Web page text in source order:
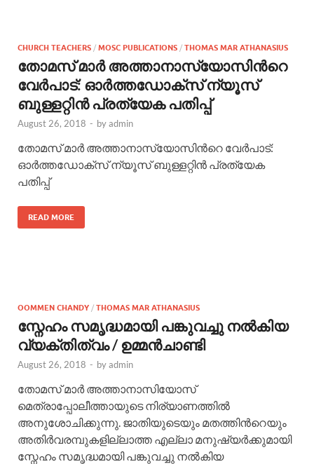
CHURCH TEACHERS / MOSC PUBLICATIONS / THOMAS MAR ATHANASIUS
തോമസ് മാര്‍ അത്താനാസ്യോസിന്‍റെ
വേര്‍പാട്: ഓര്‍ത്തഡോക്സ് ന്യൂസ്
ബുള്ളറ്റിന്‍ പ്രത്യേക പതിപ്പ്
August 26, 2018 - byadmin
തോമസ് മാര്‍ അത്താനാസ്യോസിന്‍റെ വേര്‍പാട്:
ഓര്‍ത്തഡോക്സ് ന്യൂസ് ബുള്ളറ്റിന്‍ പ്രത്യേക
പതിപ്പ്
READ MORE
OOMMEN CHANDY / THOMAS MAR ATHANASIUS
സ്നേഹം സമൃദ്ധമായി പങ്കുവച്ചു നല്‍കിയ
വ്യക്തിത്വം / ഉമ്മന്‍ചാണ്ടി
August 26, 2018 - byadmin
തോമസ് മാര്‍ അത്താനാസിയോസ്
മെത്രാപ്പോലീത്തായുടെ നിര്യാണത്തില്‍
അനുശോചിക്കുന്നു. ജാതിയുടെയും മതത്തിന്‍റെയും
അതിര്‍വരമ്പുകളില്ലാത്ത എല്ലാ മനുഷ്യര്‍ക്കുമായി
സ്നേഹം സമൃദ്ധമായി പങ്കുവച്ചു നല്‍കിയ